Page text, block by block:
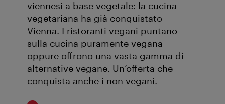
viennesi a base vegetale: la cucina
vegetariana ha già conquistato
Vienna. I ristoranti vegani puntano
sulla cucina puramente vegana
oppure offrono una vasta gamma di
alternative vegane. Un’offerta che
conquista anche i non vegani.